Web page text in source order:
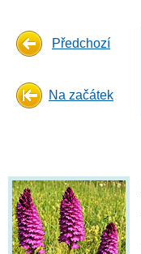
Předchozí
Na začátek